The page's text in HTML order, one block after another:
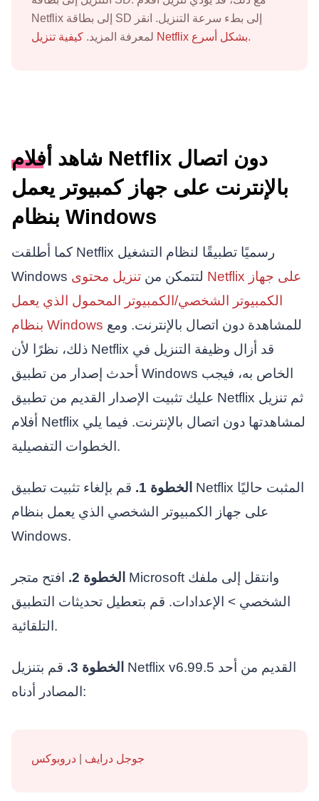
Netflix إلى بطاقة SD إلى بطء سرعة التنزيل. انقر
لمعرفة المزيد.
كيفية تنزيل Netflix بشكل أسرع.
شاهد أفلام Netflix دون اتصال
بالإنترنت على جهاز كمبيوتر يعمل
بنظام Windows
كما أطلقت Netflix رسميًا تطبيقًا لنظام التشغيل
Windows لتتمكن منتنزيل محتوى Netflix على جهاز
الكمبيوتر الشخصي/الكمبيوتر المحمول الذي يعمل
بنظام Windows
ذلك، نظرًا لأن Netflix قد أزال وظيفة التنزيل في
أحدث إصدار من تطبيق Windows الخاص به، فيجب
عليك تثبيت الإصدار القديم من تطبيق Netflix ثم تنزيل
أفلام Netflix لمشاهدتها دون اتصال بالإنترنت. فيما يلي
الخطوات التفصيلية.
الخطوة 1.
قم بإلغاء تثبيت تطبيق Netflix المثبت حاليًا
على جهاز الكمبيوتر الشخصي الذي يعمل بنظام
Windows.
الخطوة 2.
افتح متجر Microsoft وانتقل إلى ملفك
الشخصي > الإعدادات. قم بتعطيل تحديثات التطبيق
التلقائية.
الخطوة 3.
قم بتنزيل Netflix v6.99.5 القديم من أحد
المصادر أدناه:
جوجل درايف دروبوكس